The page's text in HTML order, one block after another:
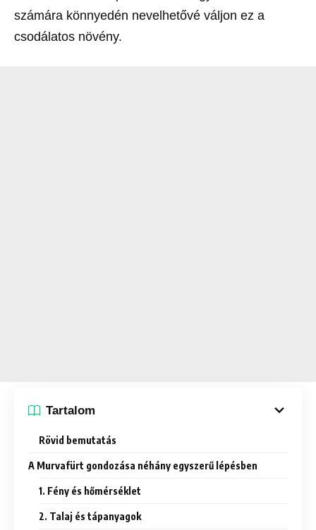
számára könnyedén nevelhetővé váljon ez a
csodálatos növény.
Tartalom
Rövid bemutatás
A Murvafürt gondozása néhány egyszerű lépésben
1. Fény és hőmérséklet
2. Talaj és tápanyagok